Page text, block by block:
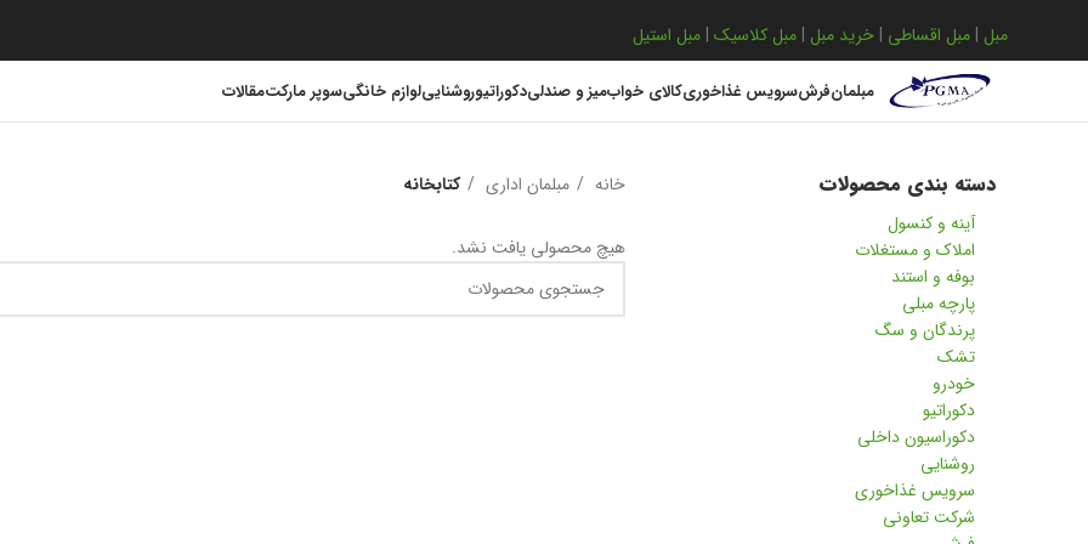
مبل | مبل اقساطی | خرید مبل | مبل کلاسیک | مبل استیل
مبلمانفرشسرویس غذاخوریکالای خوابمیز و صندلیدکوراتیوروشناییلوازم خانگیسوپر مارکتمقالات
دسته بندی محصولات
آینه و کنسول
املاک و مستغلات
بوفه و استند
پارچه مبلی
پرندگان و سگ
تشک
خودرو
دکوراتیو
دکوراسیون داخلی
روشنایی
سرویس غذاخوری
شرکت تعاونی
خانه مبلمان اداری کتابخانه
هیچ محصولی یافت نشد.